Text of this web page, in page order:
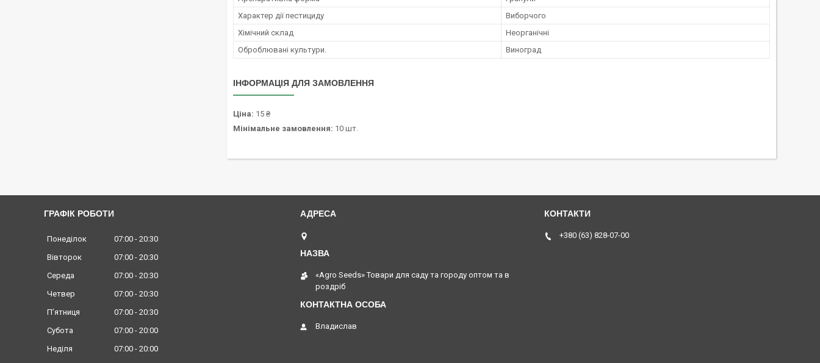
Характер дії пестициду
Виборчого
Хімічний склад
Неорганічні
Оброблювані культури.
Виноград
ІНФОРМАЦІЯ ДЛЯ ЗАМОВЛЕННЯ
Ціна: 15 ₴
Мінімальне замовлення: 10 шт.
ГРАФІК РОБОТИ
Понеділок 07:00
20:30
Вівторок
07:00
20:30
Середа
07:00
20:30
Четвер
07:00
20:30
Пʼятниця
07:00
20:30
Субота
07:00
20:00
Неділя
07:00 20:00
«Agro Seeds» Товари для саду та городу оптом та в
роздріб
Владислав
+380 (63) 828-07-00